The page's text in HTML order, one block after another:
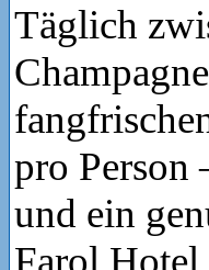
Täglich
pro Person
und ein
Farol